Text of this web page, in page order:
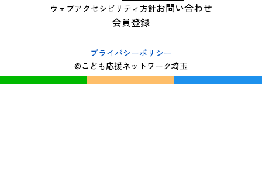
会員登録
お問い合わせ
ウェブアクセシビリティ方針
プライバシーポリシー
©こども応援ネットワーク埼玉